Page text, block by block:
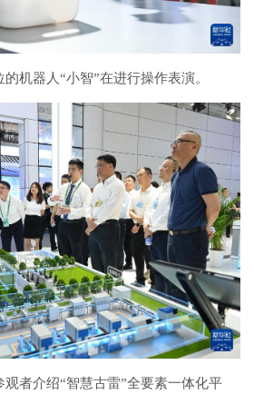
机器人“小智”在进行操作表演。
者介绍“智慧古雷”全要素一体化平